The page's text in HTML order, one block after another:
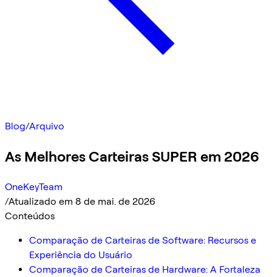
Blog/Arquivo
As Melhores Carteiras SUPER em 2026
OneKeyTeam
/Atualizado em 8 de mai. de 2026
Conteúdos
Comparação de Carteiras de Software: Recursos e
Experiência do Usuário
Comparação de Carteiras de Hardware: A Fortaleza